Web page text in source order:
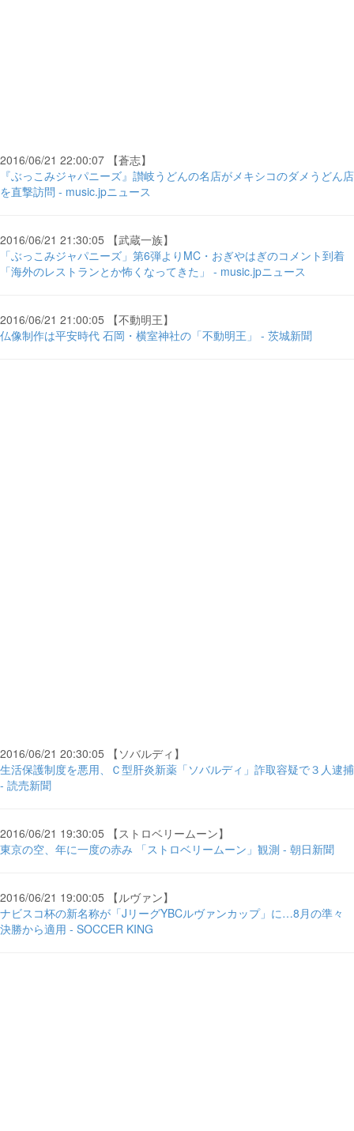
2016/06/21 22:00:07 【蒼志】
『ぶっこみジャパニーズ』讃岐うどんの名店がメキシコのダメうどん店
を直撃訪問 - music.jpニュース
2016/06/21 21:30:05 【武蔵一族】
「ぶっこみジャパニーズ」第6弾よりMC・おぎやはぎのコメント到着
「海外のレストランとか怖くなってきた」 - music.jpニュース
2016/06/21 21:00:05 【不動明王】
仏像制作は平安時代 石岡・横室神社の「不動明王」 - 茨城新聞
2016/06/21 20:30:05 【ソバルディ】
生活保護制度を悪用、Ｃ型肝炎新薬「ソバルディ」詐取容疑で３人逮捕
- 読売新聞
2016/06/21 19:30:05 【ストロベリームーン】
東京の空、年に一度の赤み 「ストロベリームーン」観測 - 朝日新聞
2016/06/21 19:00:05 【ルヴァン】
ナビスコ杯の新名称が「JリーグYBCルヴァンカップ」に…8月の準々
決勝から適用 - SOCCER KING